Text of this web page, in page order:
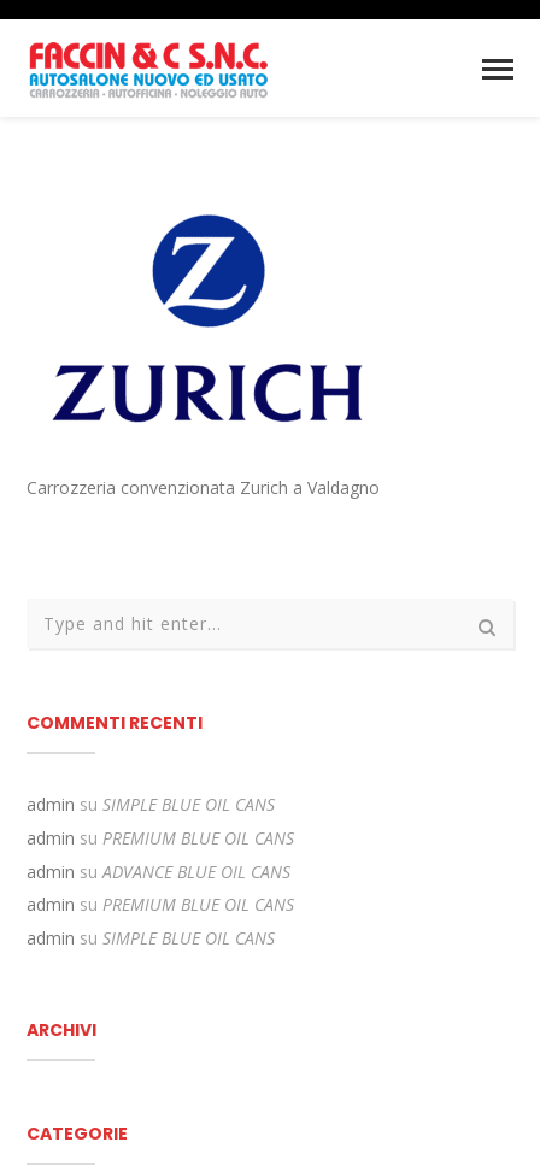
Carrozzeria convenzionata Zurich a Valdagno
COMMENTI RECENTI
admin suSIMPLE BLUE OIL CANS
admin suPREMIUM BLUE OIL CANS
admin suADVANCE BLUE OIL CANS
admin suPREMIUM BLUE OIL CANS
admin suSIMPLE BLUE OIL CANS
ARCHIVI
CATEGORIE